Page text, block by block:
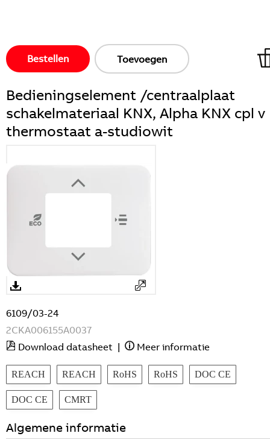
Bestellen Toevoegen
Bedieningselement /centraalplaat
schakelmateriaal KNX, Alpha KNX cpl v
thermostaat a-studiowit
6109/03-24
2CKA006155A0037
Download datasheet | Meer informatie
REACH REACH RoHS RoHS DOC CE
DOC CE CMRT
Algemene informatie